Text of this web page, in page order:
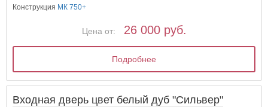
Конструкция МК 750+
Цена от: 26 000 руб.
Подробнее
Входная дверь цвет белый дуб "Сильвер"